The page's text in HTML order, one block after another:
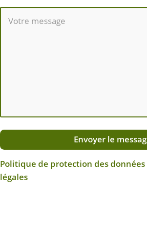
Envoyer le
Politique de protection des
légales